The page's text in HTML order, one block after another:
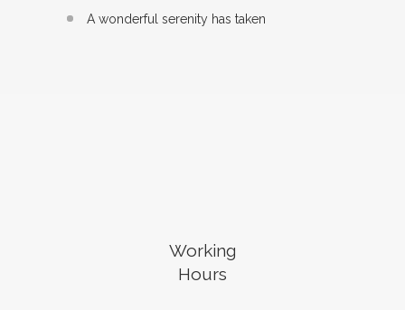
A wonderful serenity has taken
Working
Hours